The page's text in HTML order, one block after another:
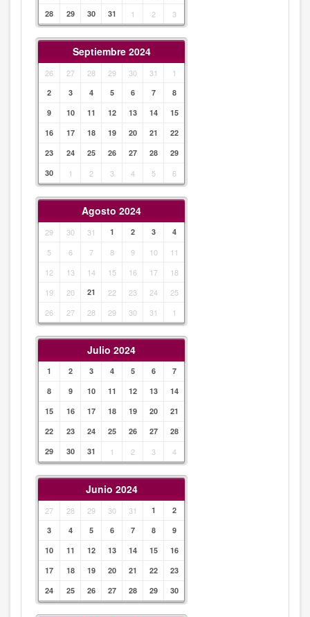
28
29 30 31 1 2 3
Septiembre 2024
26 27 28 29 30 31 1
2 3 4 5 6 7
8
9
10 11 12 13 14
15
16
17 18 19 20 21
22
23
24 25 26 27 28
29
30
1 2 3 4 5 6
Agosto 2024
29 30 31 1 2 3 4
5 6 7 8 9 10
11
12
13 14 15 16 17
18
19
20 21 22 23 24
25
26
27 28 29 30 31 1
Julio 2024
1 2 3 4 5 6
7
8
9 10 11 12 13
14
15
16 17 18 19 20
21
22
23 24 25 26 27
28
29
30 31 1 2 3 4
Junio 2024
27 28 29 30 31 1
2
3
4 5 6 7 8
9
10
11 12 13 14 15
16
17
18 19 20 21 22
23
24
25 26 27 28 29 30